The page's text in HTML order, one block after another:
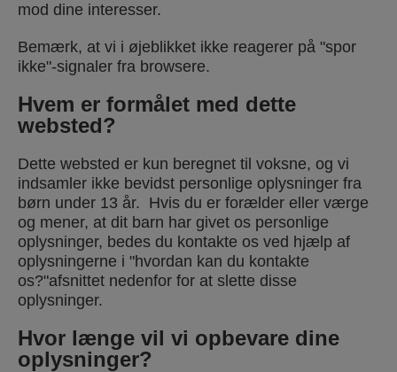
mod dine interesser.
Bemærk, at vi i øjeblikket ikke reagerer på "spor
ikke"-signaler fra browsere.
Hvem er formålet med dette
websted?
Dette websted er kun beregnet til voksne, og vi
indsamler ikke bevidst personlige oplysninger fra
børn under 13 år. Hvis du er forælder eller værge
og mener, at dit barn har givet os personlige
oplysninger, bedes du kontakte os ved hjælp af
oplysningerne i "hvordan kan du kontakte
os?"afsnittet nedenfor for at slette disse
oplysninger.
Hvor længe vil vi opbevare dine
oplysninger?